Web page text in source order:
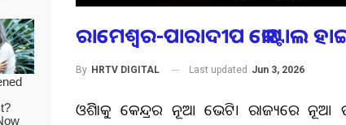
ରାମେଶ୍ୱର-ପାରାଦୀପ କୋଷ୍ଟାଲ
By HRTV DIGITAL Last updated Jun 3, 2026
ଓଡିିଶାକୁ କେନ୍ଦ୍ରର ନୂଆ ଭେଟି। ରାଜ୍ୟରେ ନୂଆ